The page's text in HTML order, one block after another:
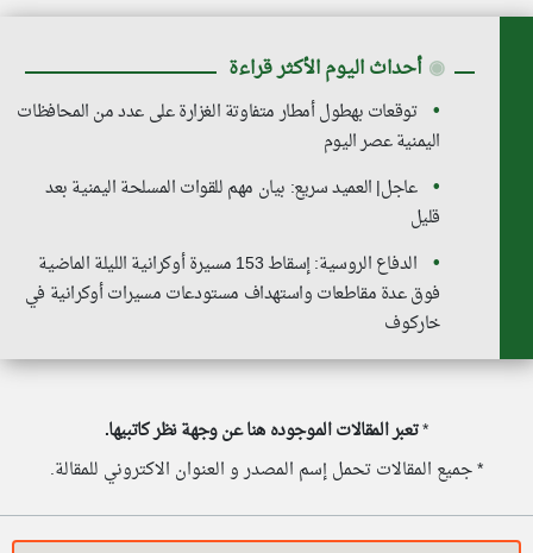
◉ أحداث اليوم الأكثر قراءة
توقعات بهطول أمطار متفاوتة الغزارة على عدد من المحافظات
اليمنية عصر اليوم
عاجل| العميد سريع: بيان مهم للقوات المسلحة اليمنية بعد
قليل
الدفاع الروسية: إسقاط 153 مسيرة أوكرانية الليلة الماضية
فوق عدة مقاطعات واستهداف مستودعات مسيرات أوكرانية في
خاركوف
*تعبر المقالات الموجوده هنا عن وجهة نظر كاتبيها.
* جميع المقالات تحمل إسم المصدر و العنوان الاكتروني للمقالة.